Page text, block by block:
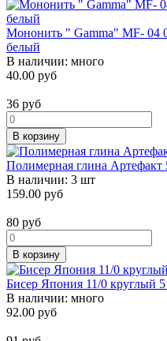
Мононить " Gamma" MF- 04
белый
В наличии: много
40.00 руб
36 руб
В корзину
Полимерная глина
В наличии: 3 шт
159.00 руб
80 руб
В корзину
Бисер Япония 11/0 круглый 5
В наличии: много
92.00 руб